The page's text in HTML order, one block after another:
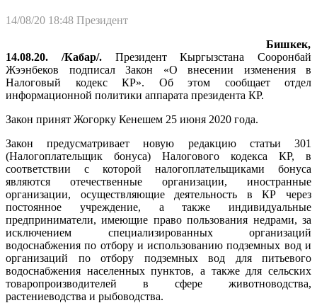
14/08/20 18:48 Президент
Бишкек,
14.08.20. /Кабар/.Президент Кыргызстана Сооронбай
Жээнбеков подписал Закон «О внесении изменения в
Налоговый кодекс КР». Об этом сообщает отдел
информационной политики аппарата президента КР.
Закон принят Жогорку Кенешем 25 июня 2020 года.
Закон предусматривает новую редакцию статьи 301
(Налогоплательщик бонуса) Налогового кодекса КР, в
соответствии с которой налогоплательщиками бонуса
являются отечественные организации, иностранные
организации, осуществляющие деятельность в КР через
постоянное учреждение, а также индивидуальные
предприниматели, имеющие право пользования недрами, за
исключением специализированных организаций
водоснабжения по отбору и использованию подземных вод и
организаций по отбору подземных вод для питьевого
водоснабжения населенных пунктов, а также для сельских
товаропроизводителей в сфере животноводства,
растениеводства и рыбоводства.